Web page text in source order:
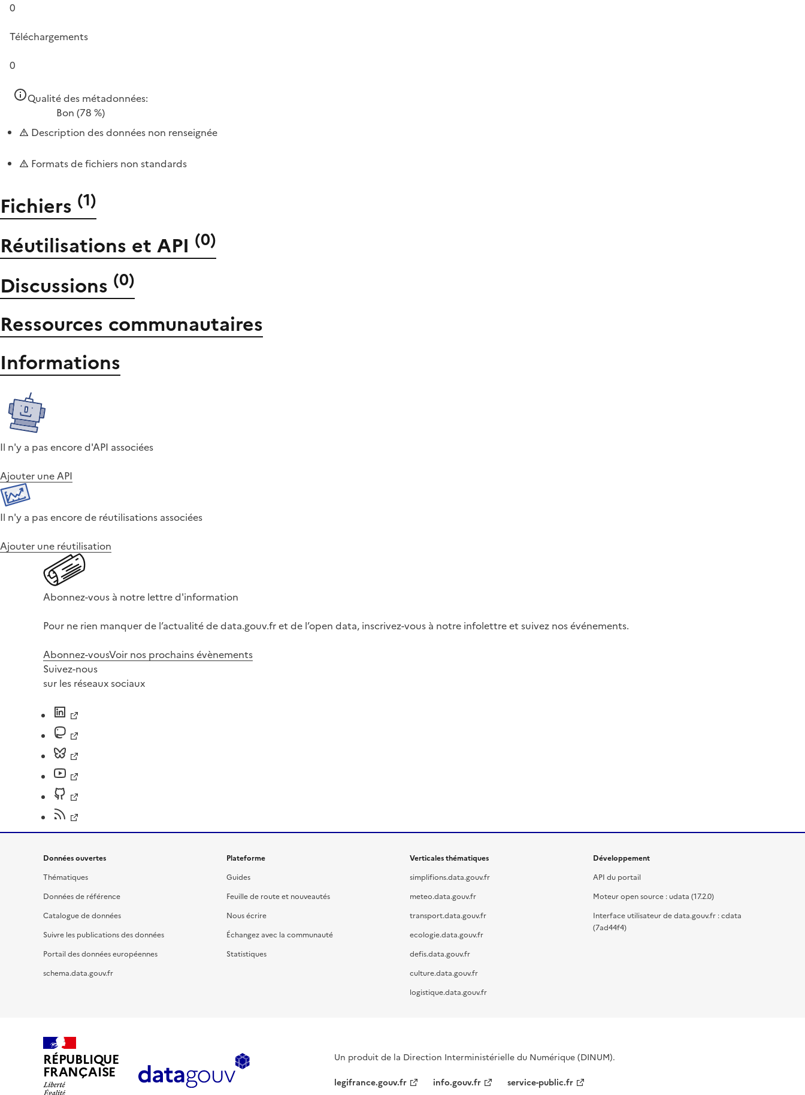
0
Téléchargements
0
Qualité des métadonnées:
Bon (78 %)
Description des données non renseignée
Formats de fichiers non standards
Fichiers (1)
Réutilisations et API (0)
Discussions (0)
Ressources communautaires
Informations
Il n'y a pas encore d'API associées
Ajouter une API
Il n'y a pas encore de réutilisations associées
Ajouter une réutilisation
Abonnez-vous à notre lettre d'information
Pour ne rien manquer de l’actualité de data.gouv.fr et de l’open data, inscrivez-vous à notre infolettre et suivez nos événements.
Abonnez-vousVoir nos prochains évènements
Suivez-nous
sur les réseaux sociaux
Données ouvertes
Thématiques
Données de référence
Catalogue de données
Suivre les publications des données
Portail des données européennes
schema.data.gouv.fr
Plateforme
Guides
Feuille de route et nouveautés
Nous écrire
Échangez avec la communauté
Statistiques
Verticales thématiques
simplifions.data.gouv.fr
meteo.data.gouv.fr
transport.data.gouv.fr
ecologie.data.gouv.fr
defis.data.gouv.fr
culture.data.gouv.fr
logistique.data.gouv.fr
Développement
API du portail
Moteur open source : udata (17.2.0)
Interface utilisateur de data.gouv.fr : cdata
(7ad44f4)
RÉPUBLIQUE
FRANÇAISE
Un produit de la Direction Interministérielle du Numérique (DINUM).
legifrance.gouv.fr
info.gouv.fr service-public.fr